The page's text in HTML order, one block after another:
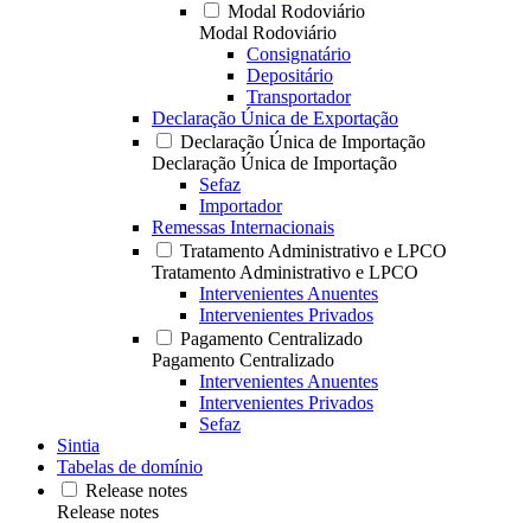
Modal Rodoviário
Modal Rodoviário
Consignatário
Depositário
Transportador
Declaração Única de Exportação
Declaração Única de Importação
Declaração Única de Importação
Sefaz
Importador
Remessas Internacionais
Tratamento Administrativo e LPCO
Tratamento Administrativo e LPCO
Intervenientes Anuentes
Intervenientes Privados
Pagamento Centralizado
Pagamento Centralizado
Intervenientes Anuentes
Intervenientes Privados
Sefaz
Sintia
Tabelas de domínio
Release notes
Release notes